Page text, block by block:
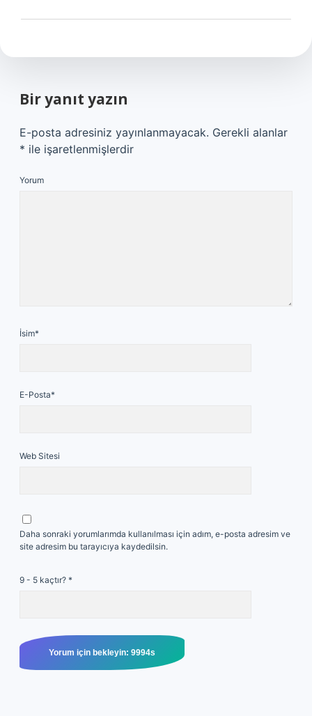
Bir yanıt yazın
E-posta adresiniz yayınlanmayacak. Gerekli alanlar
* ile işaretlenmişlerdir
Yorum
İsim*
E-Posta*
Web Sitesi
Daha sonraki yorumlarımda kullanılması için adım, e-posta adresim ve
site adresim bu tarayıcıya kaydedilsin.
9 - 5 kaçtır? *